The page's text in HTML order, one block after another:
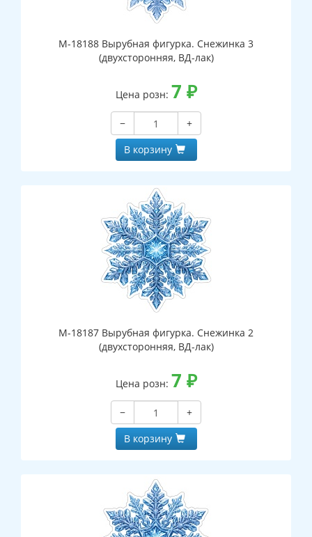
М-18188 Вырубная фигурка. Снежинка 3
(двухсторонняя, ВД-лак)
Цена розн: 7 ₽
−
+
В корзину
М-18187 Вырубная фигурка. Снежинка 2
(двухсторонняя, ВД-лак)
Цена розн: 7 ₽
−
+
В корзину